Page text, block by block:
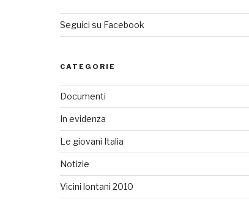
Seguici su Facebook
CATEGORIE
Documenti
In evidenza
Le giovani Italia
Notizie
Vicini lontani 2010